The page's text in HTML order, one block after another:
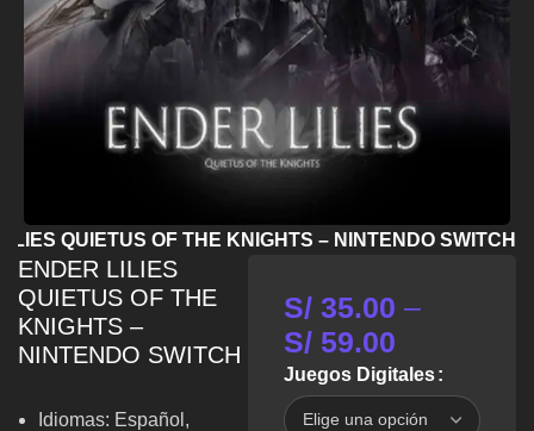
QUIETUS OF THE KNIGHTS – NINTENDO SWITCH
ENDER LILIES
QUIETUS OF THE
KNIGHTS –
NINTENDO SWITCH
Idiomas: Español,
S/35.00 –
S/59.00
Juegos Digitales